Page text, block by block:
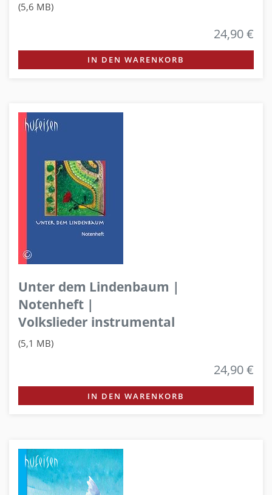
(5,6 MB)
24,90 €
IN DEN WARENKORB
Unter dem Lindenbaum |
Notenheft |
Volkslieder instrumental
(5,1 MB)
24,90 €
IN DEN WARENKORB